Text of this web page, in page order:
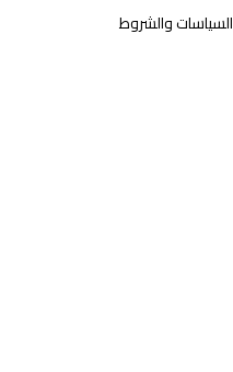
السياسات والشروط